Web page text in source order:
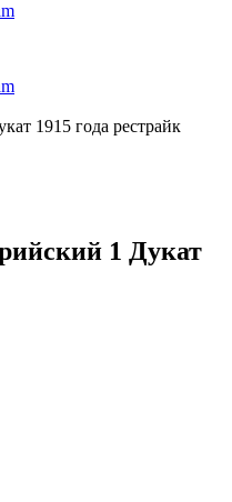
1915 года рестрайк
1 Дукат